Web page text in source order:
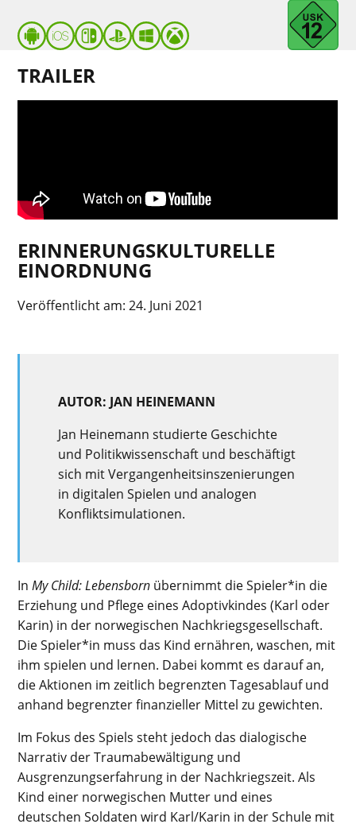
TRAILER
ERINNERUNGSKULTURELLE
EINORDNUNG
Veröffentlicht am:24. Juni 2021
AUTOR: JAN HEINEMANN
Jan Heinemann studierte Geschichte
und Politikwissenschaft und beschäftigt
sich mit Vergangenheitsinszenierungen
in digitalen Spielen und analogen
Konfliktsimulationen.
InMy Child: Lebensborn übernimmt die Spieler*in die
Erziehung und Pflege eines Adoptivkindes (Karl oder
Karin) in der norwegischen Nachkriegsgesellschaft.
Die Spieler*in muss das Kind ernähren, waschen, mit
ihm spielen und lernen. Dabei kommt es darauf an,
die Aktionen im zeitlich begrenzten Tagesablauf und
anhand begrenzter finanzieller Mittel zu gewichten.
Im Fokus des Spiels steht jedoch das dialogische
Narrativ der Traumabewältigung und
Ausgrenzungserfahrung in der Nachkriegszeit. Als
Kind einer norwegischen Mutter und eines
deutschen Soldaten wird Karl/Karin in der Schule mit